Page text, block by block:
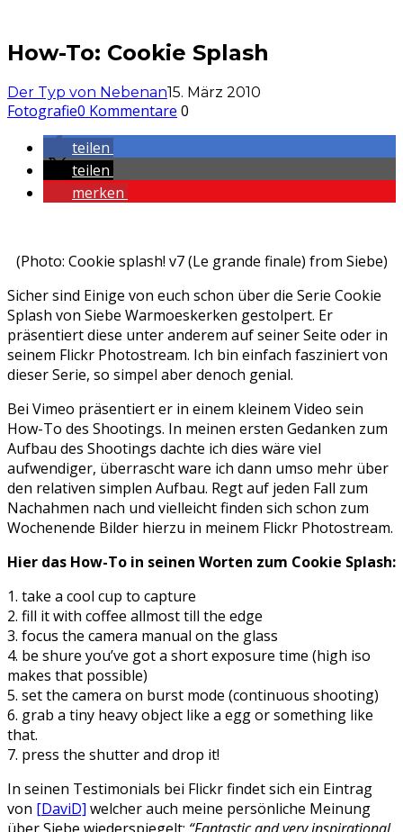
How-To: Cookie Splash
Der Typ von Nebenan15. März 2010
Fotografie0 Kommentare 0
teilen
teilen
merken
(Photo: Cookie splash! v7 (Le grande finale) from Siebe)
Sicher sind Einige von euch schon über die Serie Cookie
Splash von Siebe Warmoeskerken gestolpert. Er
präsentiert diese unter anderem auf seiner Seite oder in
seinem Flickr Photostream. Ich bin einfach fasziniert von
dieser Serie, so simpel aber denoch genial.
Bei Vimeo präsentiert er in einem kleinem Video sein
How-To des Shootings. In meinen ersten Gedanken zum
Aufbau des Shootings dachte ich dies wäre viel
aufwendiger, überrascht ware ich dann umso mehr über
den relativen simplen Aufbau. Regt auf jeden Fall zum
Nachahmen nach und vielleicht finden sich schon zum
Wochenende Bilder hierzu in meinem Flickr Photostream.
Hier das How-To in seinen Worten zum Cookie Splash:
1. take a cool cup to capture
2. fill it with coffee allmost till the edge
3. focus the camera manual on the glass
4. be shure you’ve got a short exposure time (high iso
makes that possible)
5. set the camera on burst mode (continuous shooting)
6. grab a tiny heavy object like a egg or something like
that.
7. press the shutter and drop it!
In seinen Testimonials bei Flickr findet sich ein Eintrag
von [DaviD] welcher auch meine persönliche Meinung